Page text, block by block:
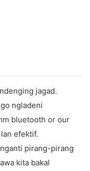
jagad.
ngladeni
bluetooth or our
efektif.
pirang-pirang
kita bakal